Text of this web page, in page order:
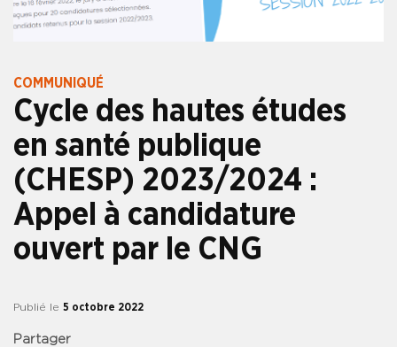
COMMUNIQUÉ
Cycle des hautes études
en santé publique
(CHESP) 2023/2024 :
Appel à candidature
ouvert par le CNG
Publié le 5 octobre 2022
Partager